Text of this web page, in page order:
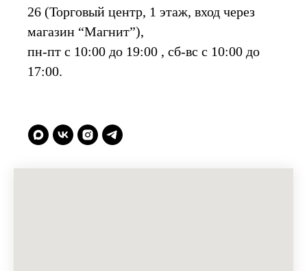
26 (Торговый центр, 1 этаж, вход через
магазин “Магнит”),
пн-пт с 10:00 до 19:00 , сб-вс с 10:00 до
17:00.